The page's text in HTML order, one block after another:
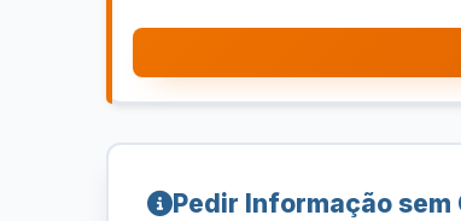
Pedir Informação sem